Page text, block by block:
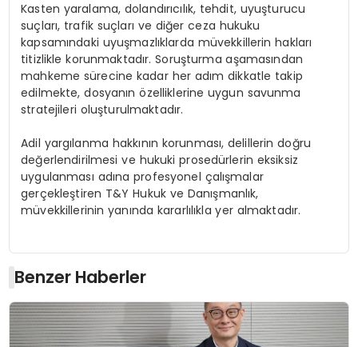
Kasten yaralama, dolandırıcılık, tehdit, uyuşturucu
suçları, trafik suçları ve diğer ceza hukuku
kapsamındaki uyuşmazlıklarda müvekkillerin hakları
titizlikle korunmaktadır. Soruşturma aşamasından
mahkeme sürecine kadar her adım dikkatle takip
edilmekte, dosyanın özelliklerine uygun savunma
stratejileri oluşturulmaktadır.
Adil yargılanma hakkının korunması, delillerin doğru
değerlendirilmesi ve hukuki prosedürlerin eksiksiz
uygulanması adına profesyonel çalışmalar
gerçekleştiren T&Y Hukuk ve Danışmanlık,
müvekkillerinin yanında kararlılıkla yer almaktadır.
Benzer Haberler